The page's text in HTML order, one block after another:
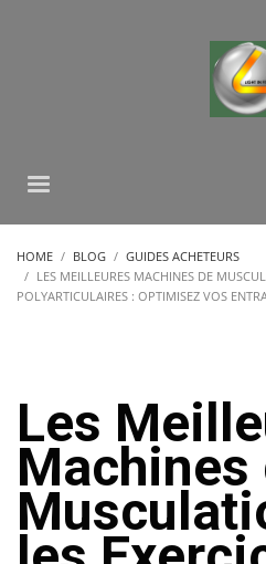
HOME BLOG
GUIDES ACHETEURS
LES MEILLEURES MACHINES DE
POLYARTICULAIRES : OPTIMISEZ VOS
Les
Machines